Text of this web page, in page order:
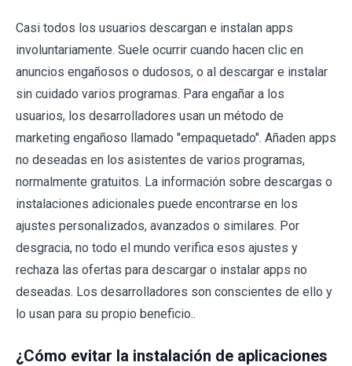
Casi todos los usuarios descargan e instalan apps
involuntariamente. Suele ocurrir cuando hacen clic en
anuncios engañosos o dudosos, o al descargar e instalar
sin cuidado varios programas. Para engañar a los
usuarios, los desarrolladores usan un método de
marketing engañoso llamado "empaquetado". Añaden apps
no deseadas en los asistentes de varios programas,
normalmente gratuitos. La información sobre descargas o
instalaciones adicionales puede encontrarse en los
ajustes personalizados, avanzados o similares. Por
desgracia, no todo el mundo verifica esos ajustes y
rechaza las ofertas para descargar o instalar apps no
deseadas. Los desarrolladores son conscientes de ello y
lo usan para su propio beneficio..
¿Cómo evitar la instalación de aplicaciones